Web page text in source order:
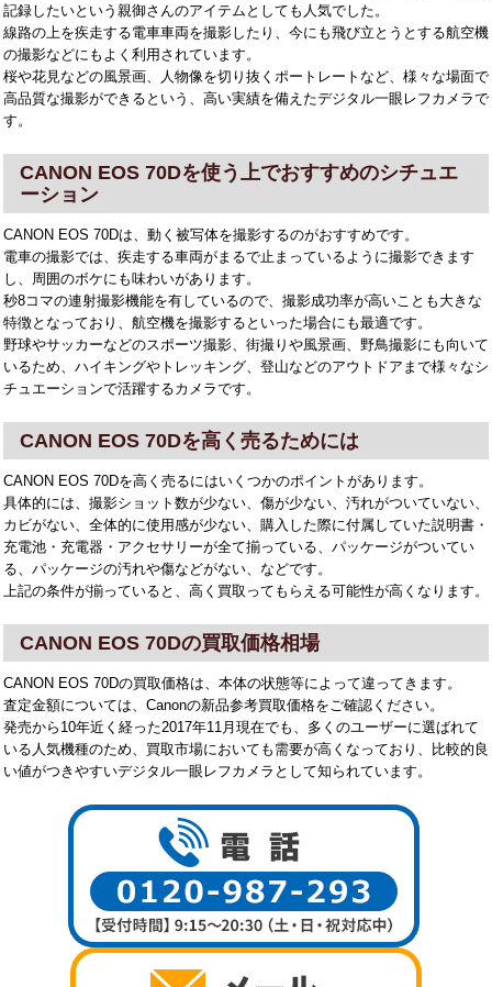
記録したいという親御さんのアイテムとしても人気でした。
線路の上を疾走する電車車両を撮影したり、今にも飛び立とうとする航空機
の撮影などにもよく利用されています。
桜や花見などの風景画、人物像を切り抜くポートレートなど、様々な場面で
高品質な撮影ができるという、高い実績を備えたデジタル一眼レフカメラで
す。
CANON EOS 70Dを使う上でおすすめのシチュエ
ーション
CANON EOS 70Dは、動く被写体を撮影するのがおすすめです。
電車の撮影では、疾走する車両がまるで止まっているように撮影できます
し、周囲のボケにも味わいがあります。
秒8コマの連射撮影機能を有しているので、撮影成功率が高いことも大きな
特徴となっており、航空機を撮影するといった場合にも最適です。
野球やサッカーなどのスポーツ撮影、街撮りや風景画、野鳥撮影にも向いて
いるため、ハイキングやトレッキング、登山などのアウトドアまで様々なシ
チュエーションで活躍するカメラです。
CANON EOS 70Dを高く売るためには
CANON EOS 70Dを高く売るにはいくつかのポイントがあります。
具体的には、撮影ショット数が少ない、傷が少ない、汚れがついていない、
カビがない、全体的に使用感が少ない、購入した際に付属していた説明書・
充電池・充電器・アクセサリーが全て揃っている、パッケージがついてい
る、パッケージの汚れや傷などがない、などです。
上記の条件が揃っていると、高く買取ってもらえる可能性が高くなります。
CANON EOS 70Dの買取価格相場
CANON EOS 70Dの買取価格は、本体の状態等によって違ってきます。
査定金額については、Canonの新品参考買取価格をご確認ください。
発売から10年近く経った2017年11月現在でも、多くのユーザーに選ばれて
いる人気機種のため、買取市場においても需要が高くなっており、比較的良
い値がつきやすいデジタル一眼レフカメラとして知られています。